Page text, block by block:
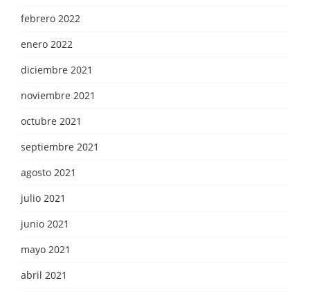
febrero 2022
enero 2022
diciembre 2021
noviembre 2021
octubre 2021
septiembre 2021
agosto 2021
julio 2021
junio 2021
mayo 2021
abril 2021